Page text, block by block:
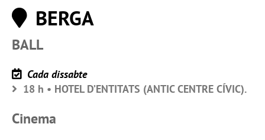
BERGA
BALL
Cada dissabte
18 h • HOTEL D’ENTITATS (ANTIC CENTRE CÍVIC).
Cinema